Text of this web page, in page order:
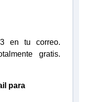
en tu correo.
gratis.
para